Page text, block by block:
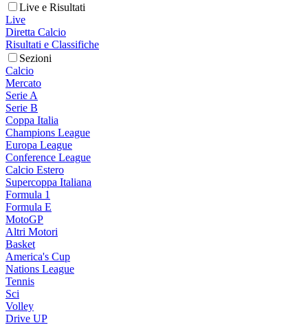
Live e Risultati
Live
Diretta Calcio
Risultati e Classifiche
Sezioni
Calcio
Mercato
Serie A
Serie B
Coppa Italia
Champions League
Europa League
Conference League
Calcio Estero
Supercoppa Italiana
Formula 1
Formula E
MotoGP
Altri Motori
Basket
America's Cup
Nations League
Tennis
Sci
Volley
Drive UP